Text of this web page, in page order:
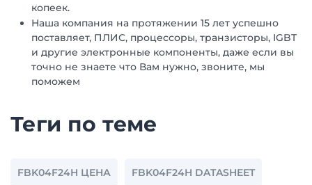
копеек.
Наша компания на протяжении 15 лет успешно
поставляет, ПЛИС, процессоры, транзисторы, IGBT
и другие электронные компоненты, даже если вы
точно не знаете что Вам нужно, звоните, мы
поможем
Теги по теме
FBK04F24H ЦЕНА FBK04F24H DATASHEET